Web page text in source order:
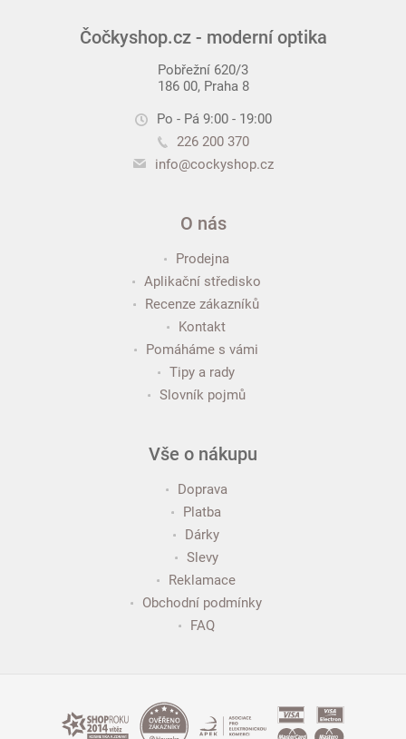
Čočkyshop.cz - moderní optika
Pobřežní 620/3
186 00, Praha 8
Po - Pá 9:00 - 19:00
226 200 370
info@cockyshop.cz
O nás
Prodejna
Aplikační středisko
Recenze zákazníků
Kontakt
Pomáháme s vámi
Tipy a rady
Slovník pojmů
Vše o nákupu
Doprava
Platba
Dárky
Slevy
Reklamace
Obchodní podmínky
FAQ